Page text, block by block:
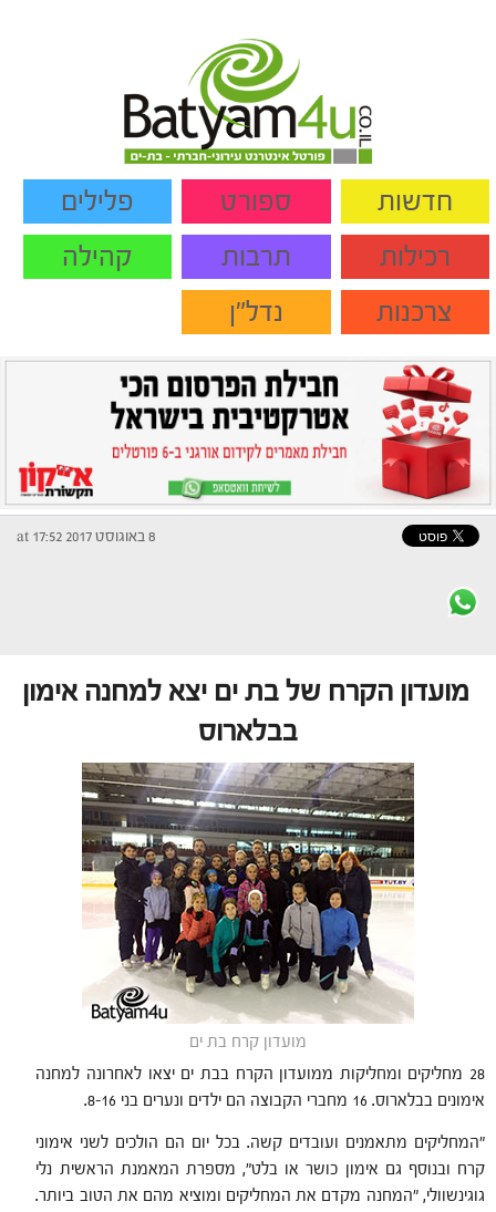
חדשות ספורט
פלילים
רכילות
תרבות
קהילה
צרכנות
נדל"ן
8 באוגוסט 2017 at 17:52
מועדון הקרח של בת ים יצא למחנה אימון
בבלארוס
מועדון קרח בת ים
28 מחליקים ומחליקות ממועדון הקרח בבת ים יצאו לאחרונה למחנה
אימונים בבלארוס. 16 מחברי הקבוצה הם ילדים ונערים בני 8-16.
"המחליקים מתאמנים ועובדים קשה. בכל יום הם הולכים לשני אימוני
קרח ובנוסף גם אימון כושר או בלט", מספרת המאמנת הראשית נלי
גוגינשוולי, "המחנה מקדם את המחליקים ומוציא מהם את הטוב ביותר.